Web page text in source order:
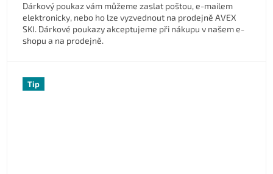
Dárkový poukaz vám můžeme zaslat poštou, e-mailem
elektronicky, nebo ho lze vyzvednout na prodejně AVEX
SKI. Dárkové poukazy akceptujeme při nákupu v našem e-
shopu a na prodejně.
Tip